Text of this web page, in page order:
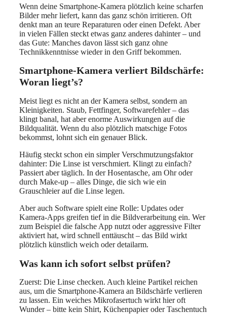
Wenn deine Smartphone-Kamera plötzlich keine scharfen
Bilder mehr liefert, kann das ganz schön irritieren. Oft
denkt man an teure Reparaturen oder einen Defekt. Aber
in vielen Fällen steckt etwas ganz anderes dahinter – und
das Gute: Manches davon lässt sich ganz ohne
Technikkenntnisse wieder in den Griff bekommen.
Smartphone-Kamera verliert Bildschärfe:
Woran liegt’s?
Meist liegt es nicht an der Kamera selbst, sondern an
Kleinigkeiten. Staub, Fettfinger, Softwarefehler – das
klingt banal, hat aber enorme Auswirkungen auf die
Bildqualität. Wenn du also plötzlich matschige Fotos
bekommst, lohnt sich ein genauer Blick.
Häufig steckt schon ein simpler Verschmutzungsfaktor
dahinter: Die Linse ist verschmiert. Klingt zu einfach?
Passiert aber täglich. In der Hosentasche, am Ohr oder
durch Make-up – alles Dinge, die sich wie ein
Grauschleier auf die Linse legen.
Aber auch Software spielt eine Rolle: Updates oder
Kamera-Apps greifen tief in die Bildverarbeitung ein. Wer
zum Beispiel die falsche App nutzt oder aggressive Filter
aktiviert hat, wird schnell enttäuscht – das Bild wirkt
plötzlich künstlich weich oder detailarm.
Was kann ich sofort selbst prüfen?
Zuerst: Die Linse checken. Auch kleine Partikel reichen
aus, um die Smartphone-Kamera an Bildschärfe verlieren
zu lassen. Ein weiches Mikrofasertuch wirkt hier oft
Wunder – bitte kein Shirt, Küchenpapier oder Taschentuch